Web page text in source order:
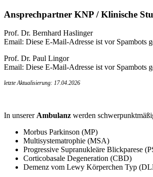
Ansprechpartner KNP / Klinische
Prof. Dr. Bernhard Haslinger
Email: Diese E-Mail-Adresse ist vor Spambots
Prof. Dr. Paul Lingor
Email: Diese E-Mail-Adresse ist vor Spambots
letzte Aktualisierung: 17.04.2026
In unserer Ambulanz werden
Morbus Parkinson (MP)
Multisystematrophie (MSA)
Progressive Supranukleäre Blickparese
Corticobasale Degeneration (CBD)
Demenz vom Lewy Körperchen Typ